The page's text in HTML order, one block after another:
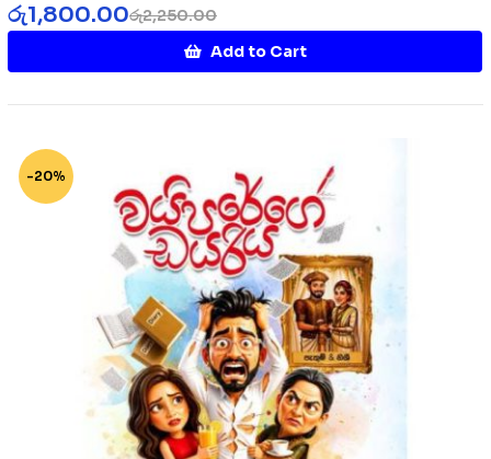
රු2,250.00
රු1,800.00
Add to Cart
-20%